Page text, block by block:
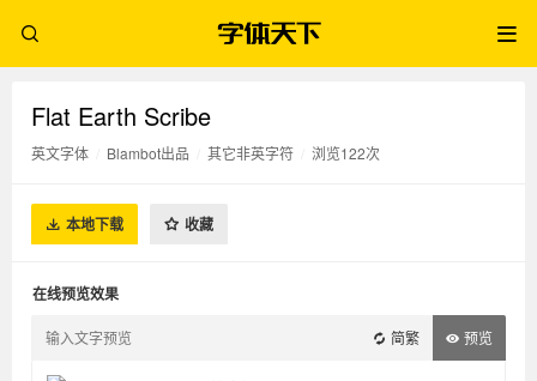
Flat Earth Scribe
英文字体 Blambot出品 其它非英字符 浏览122次
本地下载 收藏
在线预览效果
简繁 预览